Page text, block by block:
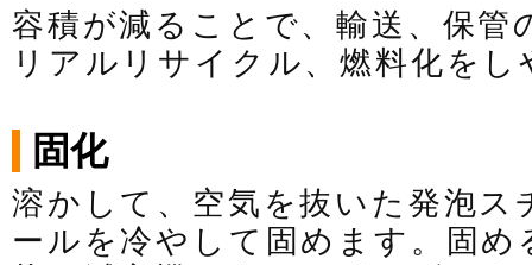
容積が減ることで、輸送、保管
リアルリサイクル、燃料化を
固化
溶かして、空気を抜いた発泡ス
ールを冷やして固めます。固め